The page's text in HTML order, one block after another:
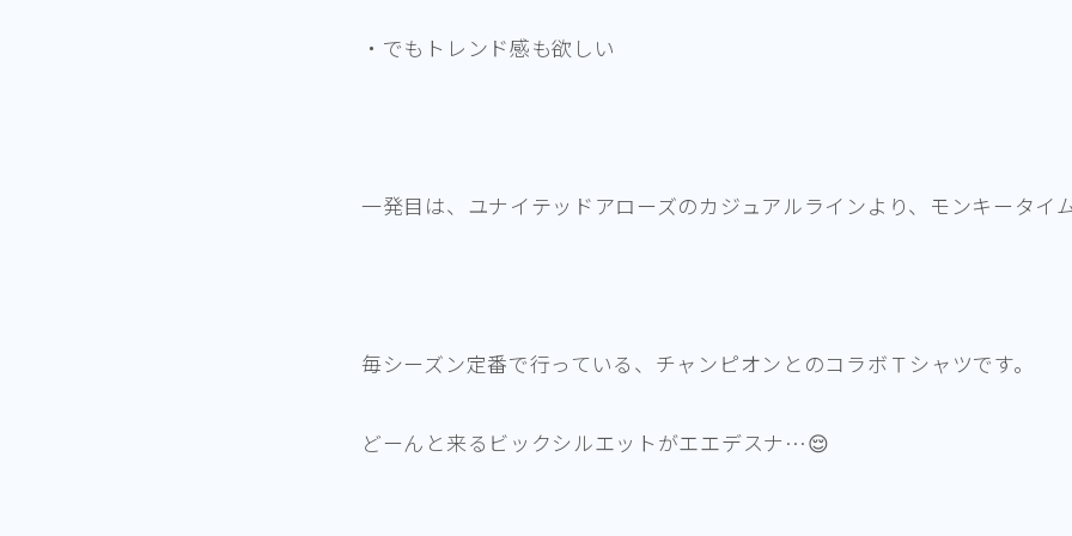
・でもトレンド感も欲しい
一発目は、ユナイテッドアローズのカジュアルラインより、モンキータイ
毎シーズン定番で行っている、チャンピオンとのコラボＴシャツです。
どーんと来るビックシルエットがエエデスナ…😌